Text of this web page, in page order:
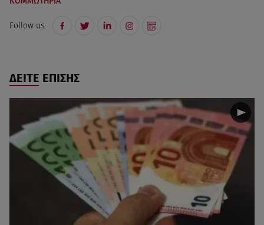
Follow us:
ΔΕΙΤΕ ΕΠΙΣΗΣ